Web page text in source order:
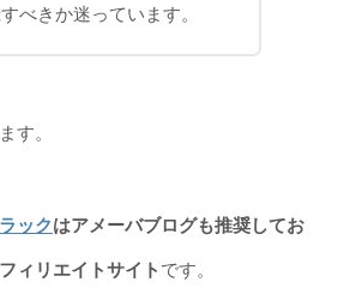
べきか迷っています。
す。
ックはアメーバブログも推奨してお
ィリエイトサイト です。